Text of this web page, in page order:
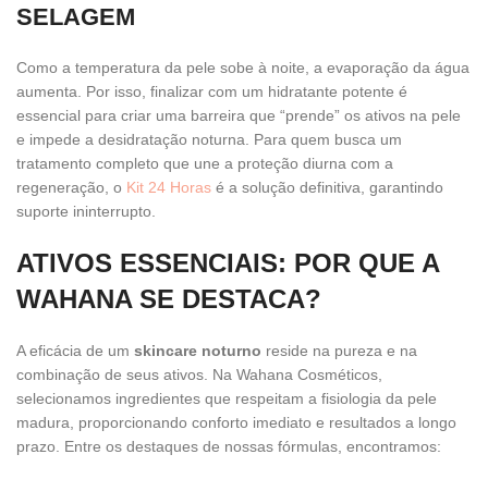
SELAGEM
Como a temperatura da pele sobe à noite, a evaporação da água
aumenta. Por isso, finalizar com um hidratante potente é
essencial para criar uma barreira que “prende” os ativos na pele
e impede a desidratação noturna. Para quem busca um
tratamento completo que une a proteção diurna com a
regeneração, o Kit 24 Horas é a solução definitiva, garantindo
suporte ininterrupto.
ATIVOS ESSENCIAIS: POR QUE A
WAHANA SE DESTACA?
A eficácia de um skincare noturno reside na pureza e na
combinação de seus ativos. Na Wahana Cosméticos,
selecionamos ingredientes que respeitam a fisiologia da pele
madura, proporcionando conforto imediato e resultados a longo
prazo. Entre os destaques de nossas fórmulas, encontramos: